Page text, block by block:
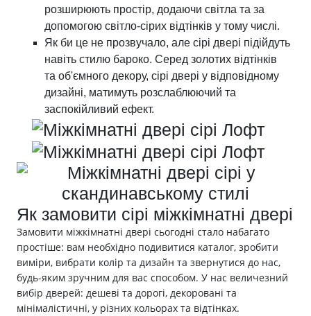
розширюють простір, додаючи світла та за
допомогою світло-сірих відтінків у тому числі.
Як би це не прозвучало, але сірі двері підійдуть
навіть стилю бароко. Серед золотих відтінків
та об'ємного декору, сірі двері у відповідному
дизайні, матимуть розслаблюючий та
заспокійливий ефект.
Як замовити сірі міжкімнатні двері
Замовити міжкімнатні двері сьогодні стало набагато
простіше: вам необхідно подивитися каталог, зробити
виміри, вибрати колір та дизайн та звернутися до нас,
будь-яким зручним для вас способом. У нас величезний
вибір дверей: дешеві та дорогі, декоровані та
мінімалістичні, у різних кольорах та відтінках.